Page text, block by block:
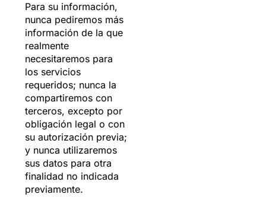
Para su información,
nunca pediremos más
información de la que
realmente
necesitaremos para
los servicios
requeridos; nunca la
compartiremos con
terceros, excepto por
obligación legal o con
su autorización previa;
y nunca utilizaremos
sus datos para otra
finalidad no indicada
previamente.